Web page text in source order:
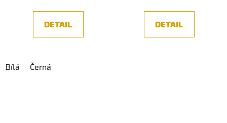
DETAIL
Bílá Černá
DETAIL